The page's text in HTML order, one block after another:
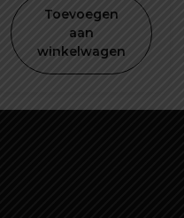
Toevoegen
aan
winkelwagen